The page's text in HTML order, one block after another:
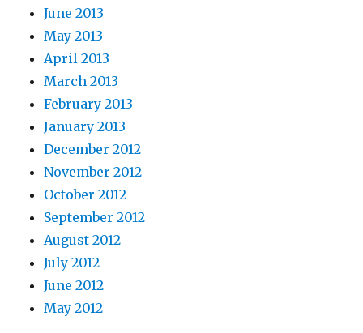
June 2013
May 2013
April 2013
March 2013
February 2013
January 2013
December 2012
November 2012
October 2012
September 2012
August 2012
July 2012
June 2012
May 2012